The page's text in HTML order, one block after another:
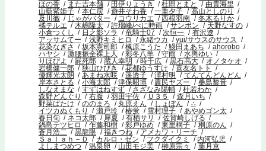
ほの香
また吉本舗 田伊りょうき 杜間とまと
由貴海里
山藍紫姫子
本仁戻 遊井そわ香 一重夕子
高山としのり
及川徹
じゃがバター コウリカエ 西根羽南
冬木るりか
橘テルエ
木嶋隆太 許瑞峰/べに時雨 サンボン
天野なすの
小倉つくし
日之影ソラ 竜騎士07 次恒一
有沢遼
アッサムてー
浅野キミヒロ 永緒ウカ
yui/サウスのサウス
花染なぎさ
坂本憲司郎 楓原こうた 鰻田まあち
ahorobo
ハヤシ
激腰振全裸上人 彩冬八羊 守雨
水輿ゆい
りほぴよ
屍死郎 蔵人幸明 時千広 黒石高大
オノタケオ
岩橋健一郎
狭山ひびき 花都ゆうすけ
喜友名トト
優輝光太朗
あまね水咲 遥透子 澤村明
てんてんどんどん
岸本さとる
小海太郎 津保昭博 農民ヤズー
桑島黎音
しなえまな
すずはねすず さざなみ陽輔
杜若わか
森野どんぐり
右腹 羽田宇佐 Ｕ３５
森月いち
野菜ばたけ
ののまろ 丸原えん しょぼん
∴
イツカぬくもり
瀬戸玲 椿蛍 雪村理子
あやめゴン太
春日旬
ネコ太郎 犀夏 有栖サリ
佐賀崎しげる
鍋島テツヒロ
乍藤和樹 彩戸ゆめ 東里桐子
桐原のん
蒼月浩二
黒龍眼 福きつね
アメカワ・リーチ
Ｓａｌａｈ－Ｄ
カルロ・ゼン フクダイクミ
内河弘児
よしまつめつ
温泉卵 山田モジ美 榊原宗々
葉月京